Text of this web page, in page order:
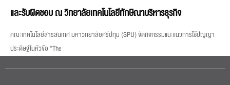
และรับผิดชอบ ณ วิทยาลัยเทคโนโลยีทักษิณาบริหารธุรกิจ
คณะเทคโนโลยีสารสนเทศ มหาวิทยาลัยศรีปทุม (SPU) จัดกิจกรรมแนะแนวการใช้ปัญญา
ประดิษฐ์ในหัวข้อ “The